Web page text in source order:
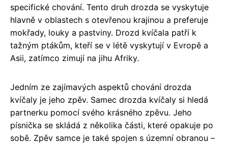
specifické chování. Tento druh drozda se vyskytuje
hlavně v oblastech s otevřenou krajinou a preferuje
mokřady, louky a pastviny. Drozd kvíčala patří k
tažným ptákům, kteří se v létě vyskytují v Evropě a
Asii, zatímco zimují na jihu Afriky.
Jedním ze zajímavých aspektů chování drozda
kvíčaly je jeho zpěv. Samec drozda kvíčaly si hledá
partnerku pomocí svého krásného zpěvu. Jeho
písnička se skládá z několika části, které opakuje po
sobě. Zpěv samce je také spojen s územní obranou –